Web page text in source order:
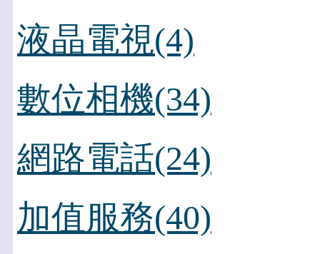
液晶電視(4)
數位相機(34)
網路電話(24)
加值服務(40)